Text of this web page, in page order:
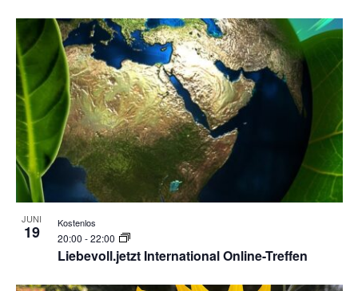
JUNI
19
Liebevoll.jetzt International Online-Treffen
20:00 -22:00
Kostenlos